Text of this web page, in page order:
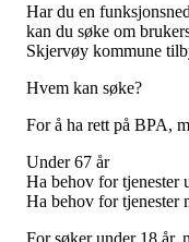
Beslutningsstøtteråd
Funksjonsassistanse
Stolte, sterke og synlige
Ti gode grunner til å velge
Engasjer deg
Bli medlem
Kampsaker
Arrangementer
Independent Living-
Skansgård-forelesningen
Medlemsrådet
Har du en
kan du søke om
Skjervøy kommune
Hvem kan søke?
For å ha rett på BPA,
Under 67 år
Ha behov for tjenester
Ha behov for tjenester
For søker under 18 år,